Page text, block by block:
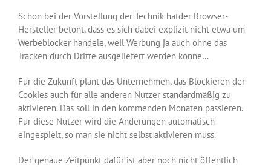
Schon bei der Vorstellung der Technik hatder Browser-
Hersteller betont, dass es sich dabei explizit nicht etwa um
Werbeblocker handele, weil Werbung ja auch ohne das
Tracken durch Dritte ausgeliefert werden könne…
Für die Zukunft plant das Unternehmen, das Blockieren der
Cookies auch für alle anderen Nutzer standardmäßig zu
aktivieren. Das soll in den kommenden Monaten passieren.
Für diese Nutzer wird die Änderungen automatisch
eingespielt, so man sie nicht selbst aktivieren muss.
Der genaue Zeitpunkt dafür ist aber noch nicht öffentlich